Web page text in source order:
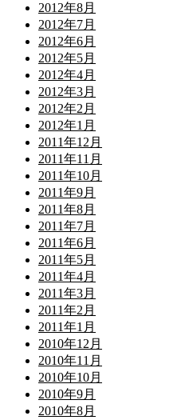
2012年8月
2012年7月
2012年6月
2012年5月
2012年4月
2012年3月
2012年2月
2012年1月
2011年12月
2011年11月
2011年10月
2011年9月
2011年8月
2011年7月
2011年6月
2011年5月
2011年4月
2011年3月
2011年2月
2011年1月
2010年12月
2010年11月
2010年10月
2010年9月
2010年8月